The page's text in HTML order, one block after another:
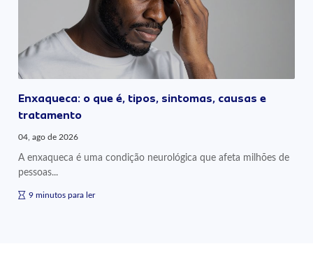
Enxaqueca: o que é, tipos, sintomas, causas e
tratamento
04, ago de 2026
A enxaqueca é uma condição neurológica que afeta milhões de
pessoas...
9 minutos para ler